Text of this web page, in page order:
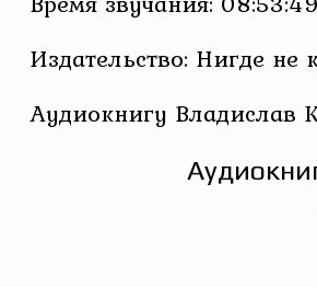
Издательство: Нигде не
Аудиокнигу Владислав